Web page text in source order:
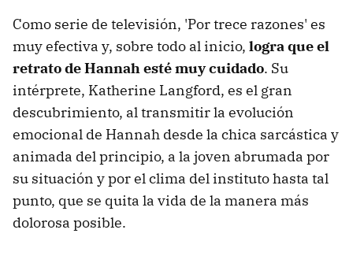
Como serie de televisión, 'Por trece razones' es
muy efectiva y, sobre todo al inicio, logra que el
retrato de Hannah esté muy cuidado. Su
intérprete, Katherine Langford, es el gran
descubrimiento, al transmitir la evolución
emocional de Hannah desde la chica sarcástica y
animada del principio, a la joven abrumada por
su situación y por el clima del instituto hasta tal
punto, que se quita la vida de la manera más
dolorosa posible.